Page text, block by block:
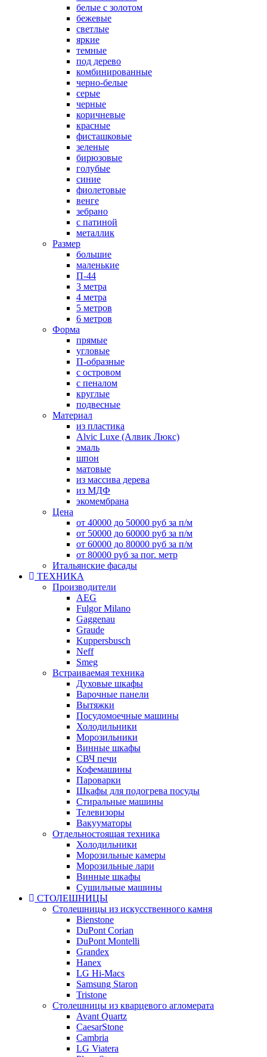
белые с золотом
бежевые
светлые
яркие
темные
под дерево
комбинированные
черно-белые
серые
черные
коричневые
красные
фисташковые
зеленые
бирюзовые
голубые
синие
фиолетовые
венге
зебрано
с патиной
металлик
Размер
большие
маленькие
П-44
3 метра
4 метра
5 метров
6 метров
Форма
прямые
угловые
П-образные
с островом
с пеналом
круглые
подвесные
Материал
из пластика
Alvic Luxe (Алвик Люкс)
эмаль
шпон
матовые
из массива дерева
из МДФ
экомембрана
Цена
от 40000 до 50000 руб за п/м
от 50000 до 60000 руб за п/м
от 60000 до 80000 руб за п/м
от 80000 руб за пог. метр
Итальянские фасады
ТЕХНИКА
Производители
AEG
Fulgor Milano
Gaggenau
Graude
Kuppersbusch
Neff
Smeg
Встраиваемая техника
Духовые шкафы
Варочные панели
Вытяжки
Посудомоечные машины
Холодильники
Морозильники
Винные шкафы
СВЧ печи
Кофемашины
Пароварки
Шкафы для подогрева посуды
Стиральные машины
Телевизоры
Вакууматоры
Отдельностоящая техника
Холодильники
Морозильные камеры
Морозильные лари
Винные шкафы
Сушильные машины
СТОЛЕШНИЦЫ
Столешницы из искусственного камня
Bienstone
DuPont Corian
DuPont Montelli
Grandex
Hanex
LG Hi-Macs
Samsung Staron
Tristone
Столешницы из кварцевого агломерата
Avant Quartz
CaesarStone
Cambria
LG Viatera